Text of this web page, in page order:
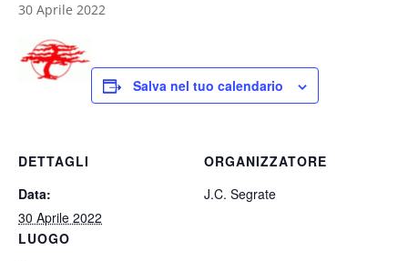
30 Aprile 2022
Salva nel tuo calendario
DETTAGLI
Data:
30 Aprile 2022
LUOGO
ORGANIZZATORE
J.C. Segrate